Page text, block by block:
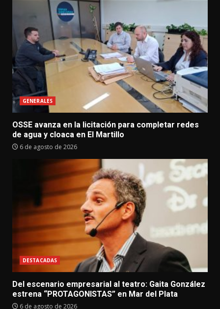
GENERALES
OSSE avanza en la licitación para completar redes
de agua y cloaca en El Martillo
6 de agosto de 2026
DESTACADAS
Del escenario empresarial al teatro: Gaita González
estrena “PROTAGONISTAS” en Mar del Plata
6 de agosto de 2026